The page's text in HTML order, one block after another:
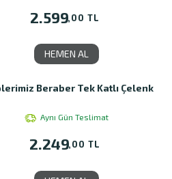
2.599,00 TL
HEMEN AL
Beraber Tek Katlı Çelenk
Aynı Gün Teslimat
2.249,00 TL